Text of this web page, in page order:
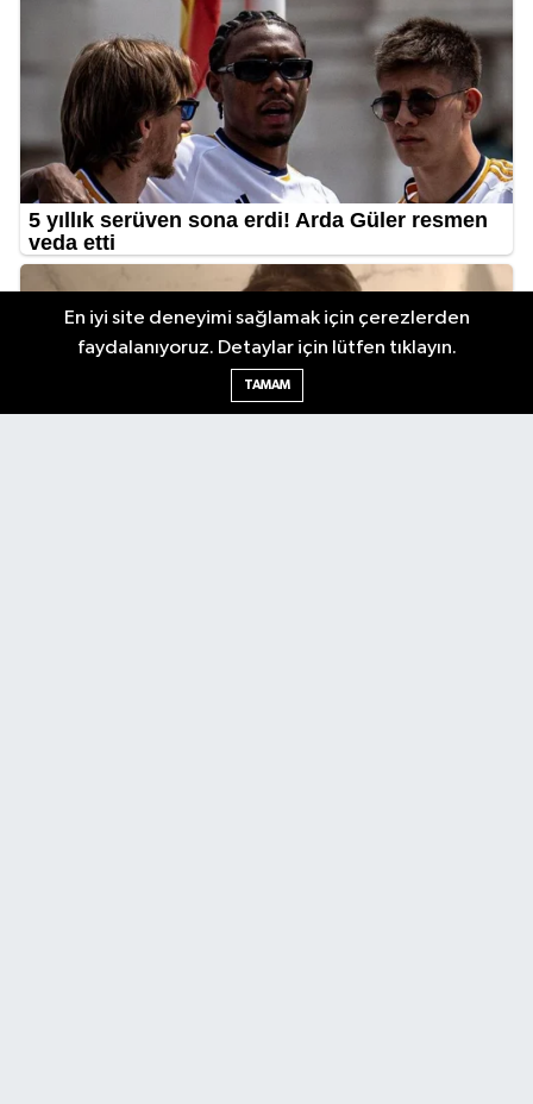
En iyi site deneyimi sağlamak için çerezlerden
faydalanıyoruz. Detaylar için lütfen tıklayın.
TAMAM